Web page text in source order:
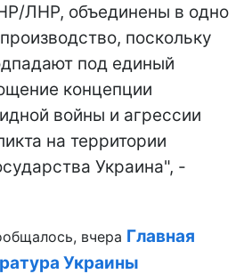
ЛНР, объединены в одно
поскольку
под единый
концепции
войны и агрессии
на территории
Украина", -
вчера Главная
Украины